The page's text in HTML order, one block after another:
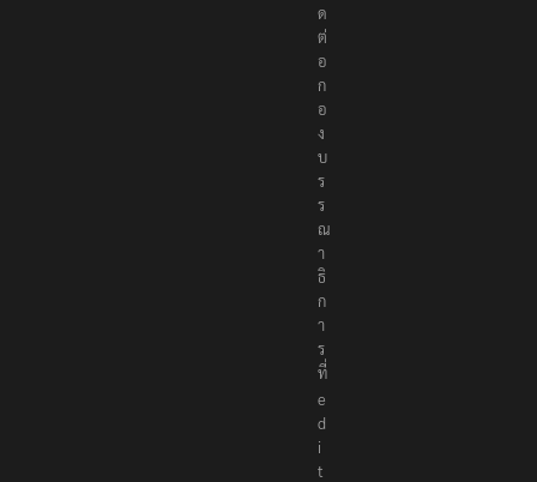
ต่
อ
ก
อ
ง
บ
ร
ร
ณ
า
ธิ
ก
า
ร
ที่
e
d
i
t
o